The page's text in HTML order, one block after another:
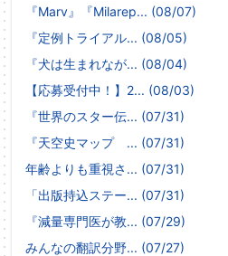
『Marv』『Milarep... (08/07)
『定例トライアル... (08/05)
『犬は生まれなが... (08/04)
【応募受付中！】2... (08/03)
『世界のスター伝... (07/31)
『天空史マップ ... (07/31)
年齢よりも重視さ... (07/31)
「出版持込ステー... (07/31)
『減量専門医が教... (07/29)
みんなの翻訳分野... (07/27)